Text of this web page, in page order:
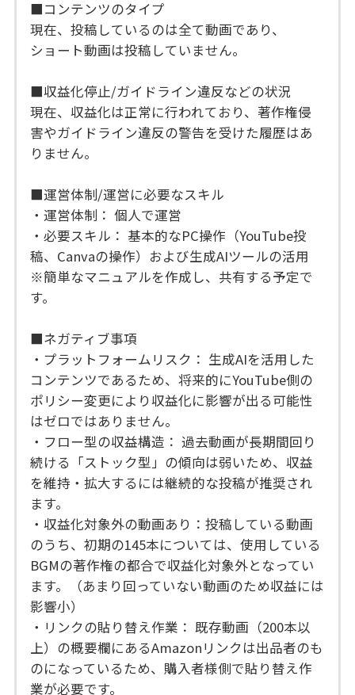
■コンテンツのタイプ
現在、投稿しているのは全て動画であり、
ショート動画は投稿していません。
■収益化停止/ガイドライン違反などの状況
現在、収益化は正常に行われており、著作権侵
害やガイドライン違反の警告を受けた履歴はあ
りません。
■運営体制/運営に必要なスキル
・運営体制： 個人で運営
・必要スキル： 基本的なPC操作（YouTube投
稿、Canvaの操作）および生成AIツールの活用
※簡単なマニュアルを作成し、共有する予定で
す。
■ネガティブ事項
・プラットフォームリスク： 生成AIを活用した
コンテンツであるため、将来的にYouTube側の
ポリシー変更により収益化に影響が出る可能性
はゼロではありません。
・フロー型の収益構造： 過去動画が長期間回り
続ける「ストック型」の傾向は弱いため、収益
を維持・拡大するには継続的な投稿が推奨され
ます。
・収益化対象外の動画あり：投稿している動画
のうち、初期の145本については、使用している
BGMの著作権の都合で収益化対象外となってい
ます。（あまり回っていない動画のため収益には
影響小）
・リンクの貼り替え作業： 既存動画（200本以
上）の概要欄にあるAmazonリンクは出品者のも
のになっているため、購入者様側で貼り替え作
業が必要です。